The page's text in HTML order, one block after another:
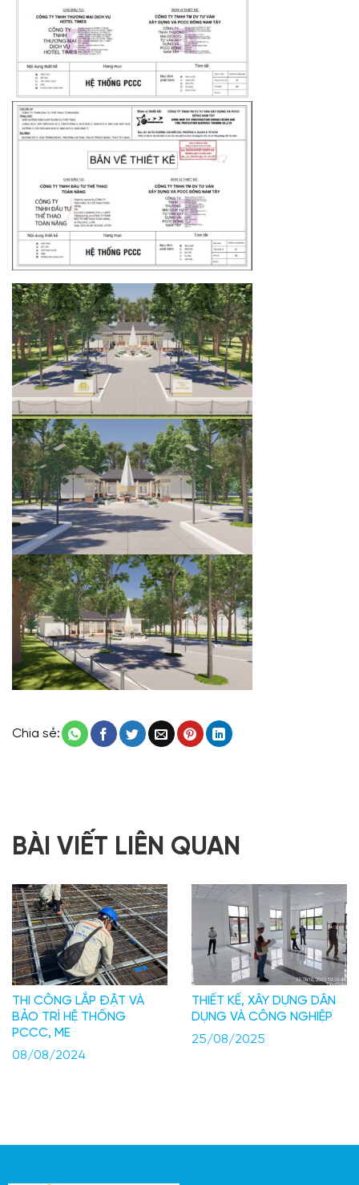
Chia sẻ:
BÀI VIẾT LIÊN QUAN
THI CÔNG LẮP ĐẶT VÀ
BẢO TRÌ HỆ THỐNG
PCCC, ME
08/08/2024
THIẾT KẾ, XÂY DỰNG DÂN
DỤNG VÀ CÔNG NGHIỆP
25/08/2025